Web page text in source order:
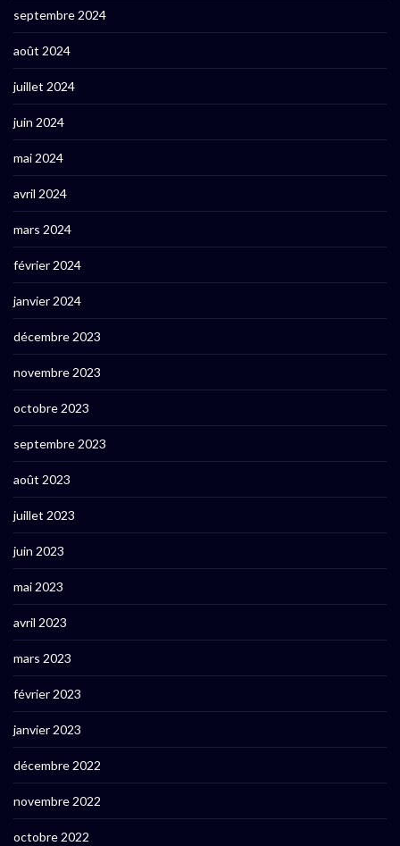
septembre 2024
août 2024
juillet 2024
juin 2024
mai 2024
avril 2024
mars 2024
février 2024
janvier 2024
décembre 2023
novembre 2023
octobre 2023
septembre 2023
août 2023
juillet 2023
juin 2023
mai 2023
avril 2023
mars 2023
février 2023
janvier 2023
décembre 2022
novembre 2022
octobre 2022